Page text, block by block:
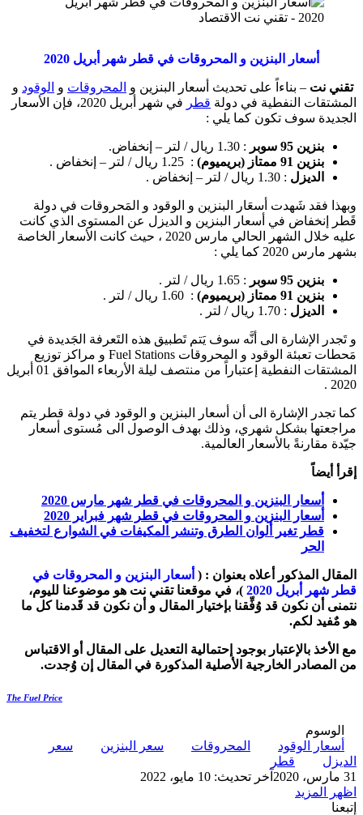
أسعار البنزين و المحروقات في قطر شهر أبريل 2020
تقني نت – بناءاً على تحديث أسعار البنزين و المحروقات و الوقود و
المشتقات النفطية في دولة قطر
في شهر أبريل 2020، فإن الأسعار
الجديدة سوف تكون كما يلي :
بنزين 95 سوبر
: 1.30 ريال / لتر – إنخفاض.
بنزين 91 ممتاز (بريميوم)
: 1.25 ريال / لتر – إنخفاض .
الديزل : 1.30 ريال / لتر – إنخفاض .
وبهذا فقد شَهدت أسعَار البنزين و الوقود و المَحروقات في دولة
قَطر إنخفاض في أسعار البنزين و الديزل عن المستوى الذي كانت
عليه خلال الشهر الحالي مارس 2020 ، حيث كانت الأسعار الخاصة
بشهر مارس 2020 كما يلي :
بنزين 95 سوبر
: 1.65 ريال / لتر .
بنزين 91 ممتاز (بريميوم)
: 1.60 ريال / لتر .
الديزل : 1.70 ريال / لتر .
و تَجدر الإشارة الى أنَّه سوف يَتم تَطبيق هذه التَعرفة الجَديدة في
مَحطات تعبئة الوقود و المحروقات Fuel Stations و مراكز توزيع
المشتقات النفطية إعتباراً من منتصف ليلة الأربعاء الموافق 01 أبريل
2020 .
كما تجدر الإشارة الى أن أسعار البنزين و الوقود في دولة قطر يتم
مراجعتها بشكل شهري، وذلك بهدف الوصول الى مُستوى أسعار
جيّدة مقارنةً بالأسعار العالمية.
إقرأ أيضاً
أسعار البنزين و المحروقات في قطر شهر مارس 2020
أسعار البنزين و المحروقات في قطر شهر فبراير 2020
قطر تغير ألوان الطرق وتنشر المكيفات في الشوارع لتخفيف
الحر
المقال المذكور أعلاه بعنوان :
( أسعار البنزين و المحروقات في
قطر شهر أبريل 2020
)، في موقعنا تقني نت هو موضوعنا لليوم،
نتمنى أن نكون قد وُفِّقنا بإختيار المقال و أن نكون قد قَدمنا كل ما
هو مٌفيد لكم.
مع الأخذ بالإعتبار بوجود إحتمالية التعديل على المقال أو الاقتباس
من المصادر الخارجية الأصلية المذكورة في المقال إن وُجدت.
The Fuel Price
الوسوم
أسعار الوقود
المحروقات سعر البنزين
سعر
الديزل
قطر
31 مارس، 2020
آخر تحديث: 10 مايو، 2022
اظهر المزيد
إتبعنا